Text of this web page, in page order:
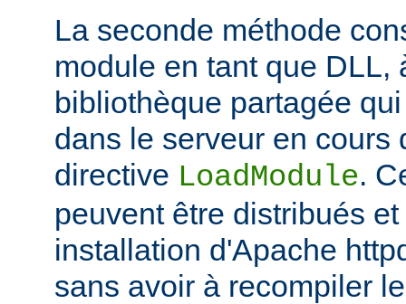
La seconde méthode
module en tant que DLL,
bibliothèque partagée
dans le serveur en cours
directive LoadModule.
peuvent être distribués
installation d'Apache
sans avoir à recompiler